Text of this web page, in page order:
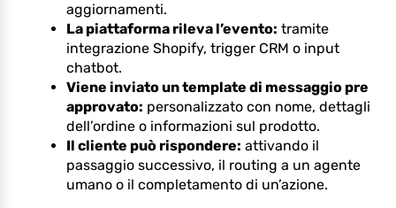
aggiornamenti.
La piattaforma rileva l’evento: tramite
integrazione Shopify, trigger CRM o input
chatbot.
Viene inviato un template di messaggio pre
approvato: personalizzato con nome, dettagli
dell’ordine o informazioni sul prodotto.
Il cliente può rispondere: attivando il
passaggio successivo, il routing a un agente
umano o il completamento di un’azione.